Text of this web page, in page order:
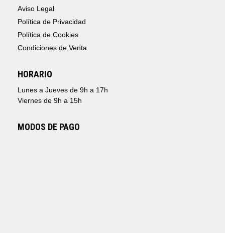
Aviso Legal
Política de Privacidad
Política de Cookies
Condiciones de Venta
HORARIO
Lunes a Jueves de 9h a 17h
Viernes de 9h a 15h
MODOS DE PAGO